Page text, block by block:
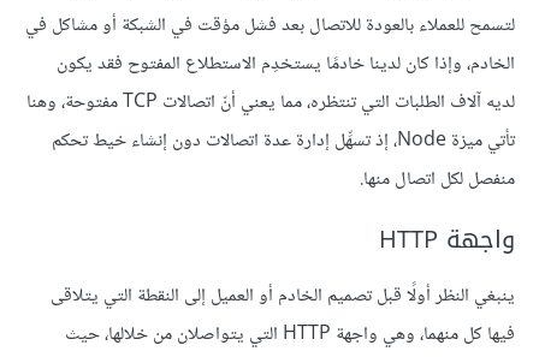
لتسمح للعملاء بالعودة للاتصال بعد فشل مؤقت في الشبكة أو مشاكل في
الخادم، وإذا كان لدينا خادمًا يستخدِم الاستطلاع المفتوح فقد يكون
لديه آلاف الطلبات التي تنتظره، مما يعني أنّ اتصالات TCP مفتوحة، وهنا
تأتي ميزة Node، إذ تسهِّل إدارة عدة اتصالات دون إنشاء خيط تحكم
منفصل لكل اتصال منها.
واجهة HTTP
ينبغي النظر أولًا قبل تصميم الخادم أو العميل إلى النقطة التي يتلاقى
فيها كل منهما، وهي واجهة HTTP التي يتواصلان من خلالها، حيث